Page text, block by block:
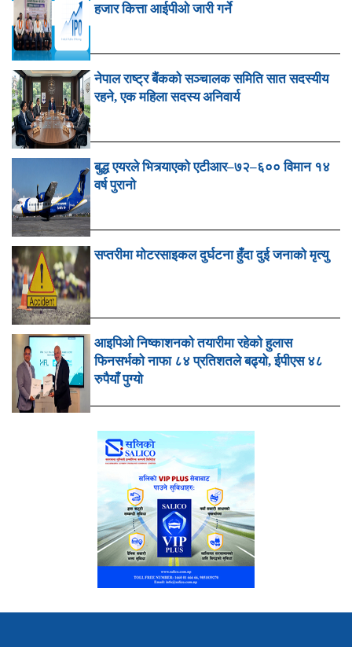
हजार कित्ता आईपीओ जारी गर्ने
नेपाल राष्ट्र बैंकको सञ्चालक समिति सात सदस्यीय
रहने, एक महिला सदस्य अनिवार्य
बुद्ध एयरले भित्र्याएको एटीआर–७२–६०० विमान १४
वर्ष पुरानो
सप्तरीमा मोटरसाइकल दुर्घटना हुँदा दुई जनाको मृत्यु
आइपिओ निष्काशनको तयारीमा रहेको हुलास
फिनसर्भको नाफा ८४ प्रतिशतले बढ्यो, ईपीएस ४८
रुपैयाँ पुग्यो